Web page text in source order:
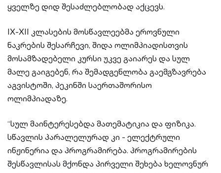
ყველზე დიდ შესაძლებლობად აქცევს.
IX-XII კლასების მოსწავლეებმა ეროვნული
ნაკრების შესარჩევი, შიდა ოლიმპიადისთვის
მოსამზადებელი კურსი უკვე გაიარეს და სულ
მალე გაიგებენ, რა შემადგენლობა გაემგზავრება
აგვისტოში, პეკინში საერთაშორისო
ოლიმპიადაზე.
“სულ მაინტერესებდა მათემატიკია და ფიზიკა.
სწავლის პარალელურად კი - ელექტრული
ინჟინერია და პროგრამირება. პროგრამირების
შესწავლისას მქონდა პირველი შეხება ხელოვნურ